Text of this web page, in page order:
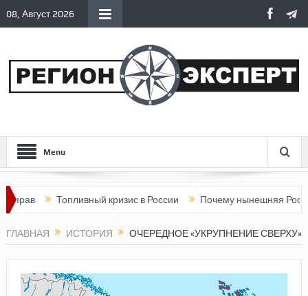
08, Август 2026
Menu
Топливный кризис в России Почему нынешняя Россия
ГЛАВНАЯ ИСТОРИЯ ОЧЕРЕДНОЕ «УКРУПНЕНИЕ СВЕРХУ»